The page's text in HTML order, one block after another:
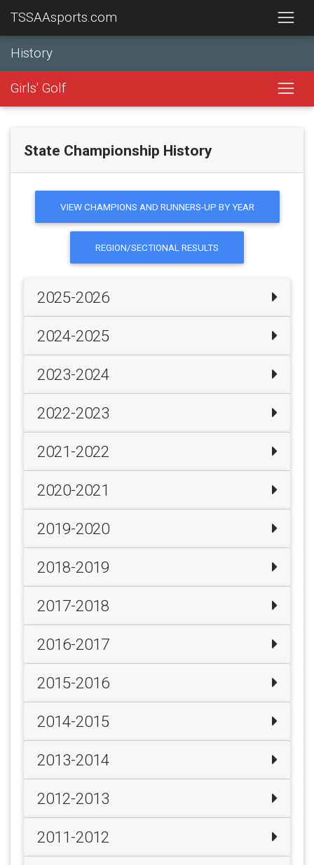
TSSAAsports.com
History
Girls' Golf
State Championship History
VIEW CHAMPIONS AND RUNNERS-UP BY YEAR
REGION/SECTIONAL RESULTS
2025-2026
2024-2025
2023-2024
2022-2023
2021-2022
2020-2021
2019-2020
2018-2019
2017-2018
2016-2017
2015-2016
2014-2015
2013-2014
2012-2013
2011-2012